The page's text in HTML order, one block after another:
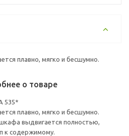
плавно, мягко и бесшумно.
о товаре
535*
плавно, мягко и бесшумно.
выдвигается полностью,
к содержимому.